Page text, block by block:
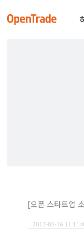
[오픈 스타트업
2017-05-16